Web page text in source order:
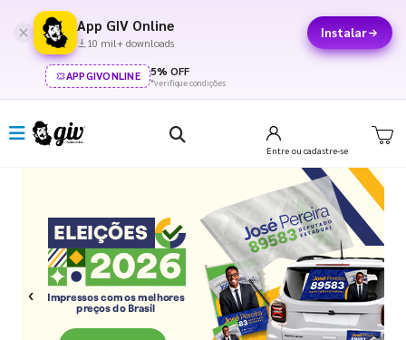
App GIV Online
10 mil+ downloads
Instalar
APPGIVONLINE 5% OFF
*verifique condições
Entre ou cadastre-se
Previous Next